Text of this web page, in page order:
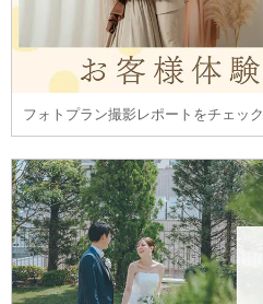
フォトプラン撮影レポートをチェック